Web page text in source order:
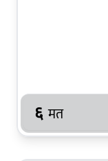
६ मत